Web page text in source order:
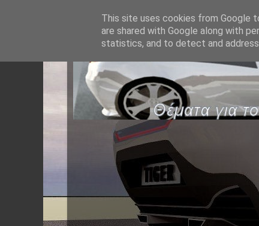
This site uses cookies from Google
are shared with Google along with
statistics, and to detect and address